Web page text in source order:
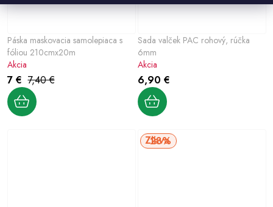
Páska maskovacia samolepiaca s
fóliou 210cmx20m
7 € 7,40 €
Akcia
Sada valček PAC rohový, rúčka
6mm
6,90 €
Akcia
23%